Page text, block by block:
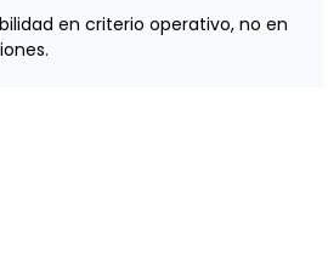
en criterio operativo, no en